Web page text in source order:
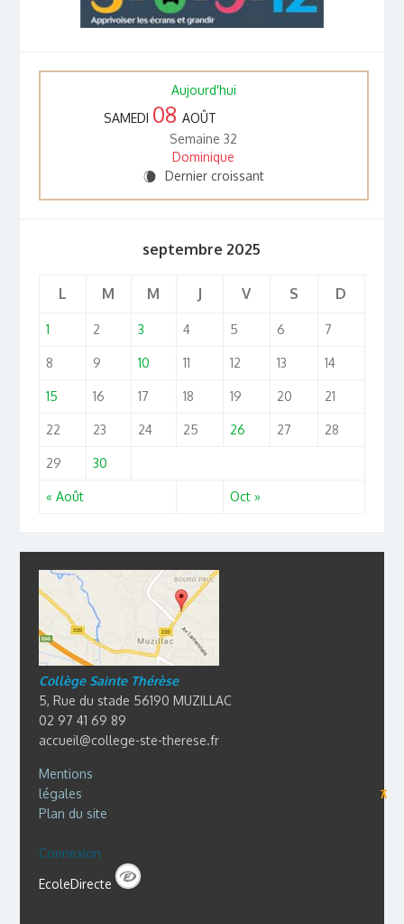
Aujourd'hui
SAMEDI 08 AOÛT
Semaine 32
Dominique
W Dernier croissant
septembre 2025
L M M J V S D
« Août Oct »
1 2 3 4 5 6 7
8 9 10 11 12 13 14
15 16 17 18 19 20 21
22 23 24 25 26 27 28
29 30
Collège Sainte Thérèse
5, Rue du stade 56190 MUZILLAC
02 97 41 69 89
accueil@college-ste-therese.fr
Mentions
légales
⊼
Plan du site
Connexion
EcoleDirecte